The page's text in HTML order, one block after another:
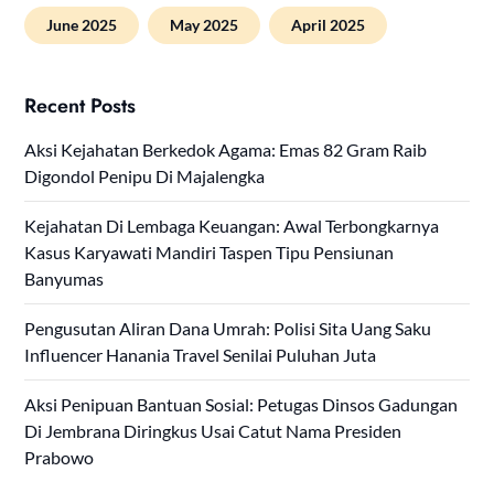
June 2025 May 2025 April 2025
Recent Posts
Aksi Kejahatan Berkedok Agama: Emas 82 Gram Raib
Digondol Penipu Di Majalengka
Kejahatan Di Lembaga Keuangan: Awal Terbongkarnya
Kasus Karyawati Mandiri Taspen Tipu Pensiunan
Banyumas
Pengusutan Aliran Dana Umrah: Polisi Sita Uang Saku
Influencer Hanania Travel Senilai Puluhan Juta
Aksi Penipuan Bantuan Sosial: Petugas Dinsos Gadungan
Di Jembrana Diringkus Usai Catut Nama Presiden
Prabowo